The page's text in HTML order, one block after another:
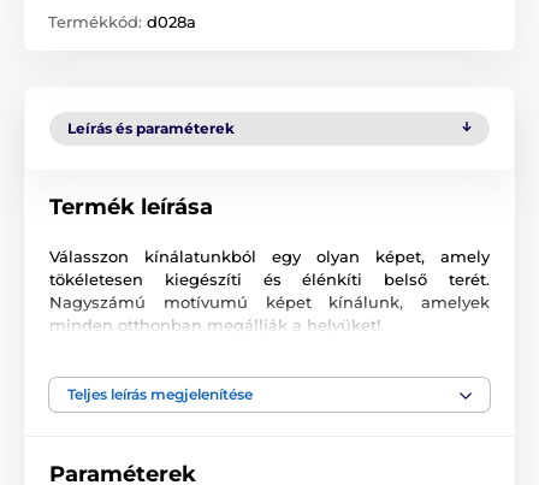
Termékkód: d028a
Leírás és paraméterek
Termék leírása
Válasszon kínálatunkból egy olyan képet, amely
tökéletesen kiegészíti és élénkíti belső terét.
Nagyszámú motívumú képet kínálunk, amelyek
minden otthonban megállják a helyüket!
Számunkra fontos a minőség, ezért képeinkhez nem
képünket súlyú
Teljes leírás megjelenítése
Paraméterek